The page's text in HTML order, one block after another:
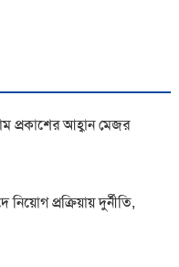
প্রকাশের আহ্বান মেজর
প্রক্রিয়ায় দুর্নীতি,